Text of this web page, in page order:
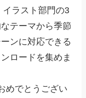
ラスト部門の3
テーマから季節
ンに対応できる
ロードを集めま
めでとうござい